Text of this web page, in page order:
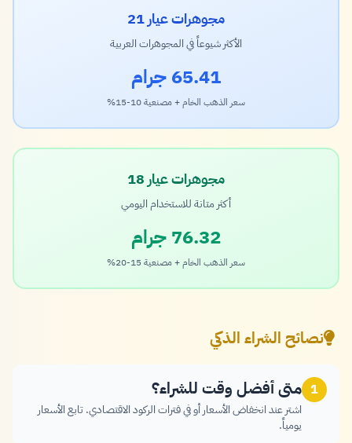
مجوهرات عيار 21
الأكثر شيوعاً في المجوهرات العربية
65.41 جرام
سعر الذهب الخام + مصنعية 10-15%
مجوهرات عيار 18
أكثر متانة للاستخدام اليومي
76.32 جرام
سعر الذهب الخام + مصنعية 15-20%
نصائح الشراء الذكي
1 متى أفضل وقت للشراء؟
اشتر عند انخفاض الأسعار أو في فترات الركود الاقتصادي. تابع الأسعار
يومياً.